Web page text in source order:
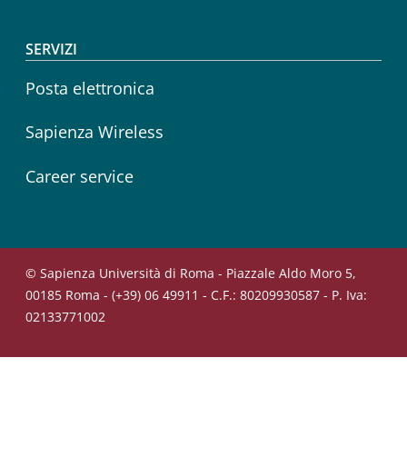
SERVIZI
Posta elettronica
Sapienza Wireless
Career service
© Sapienza Università di Roma - Piazzale Aldo Moro 5,
00185 Roma - (+39) 06 49911 - C.F.: 80209930587 - P. Iva:
02133771002